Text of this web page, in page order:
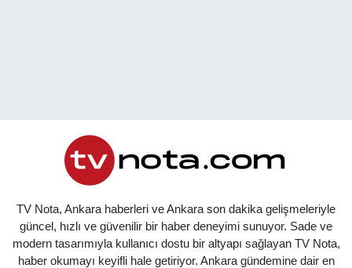
TV Nota, Ankara haberleri ve Ankara son dakika gelişmeleriyle
güncel, hızlı ve güvenilir bir haber deneyimi sunuyor. Sade ve
modern tasarımıyla kullanıcı dostu bir altyapı sağlayan TV Nota,
haber okumayı keyifli hale getiriyor. Ankara gündemine dair en